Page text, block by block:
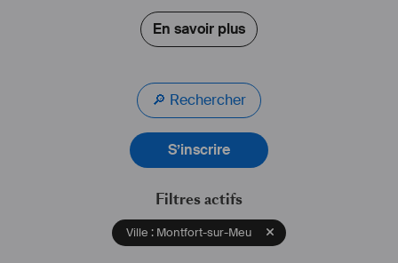
En savoir plus
🔎 Rechercher
S’inscrire
Filtres actifs
Ville : Montfort-sur-Meu